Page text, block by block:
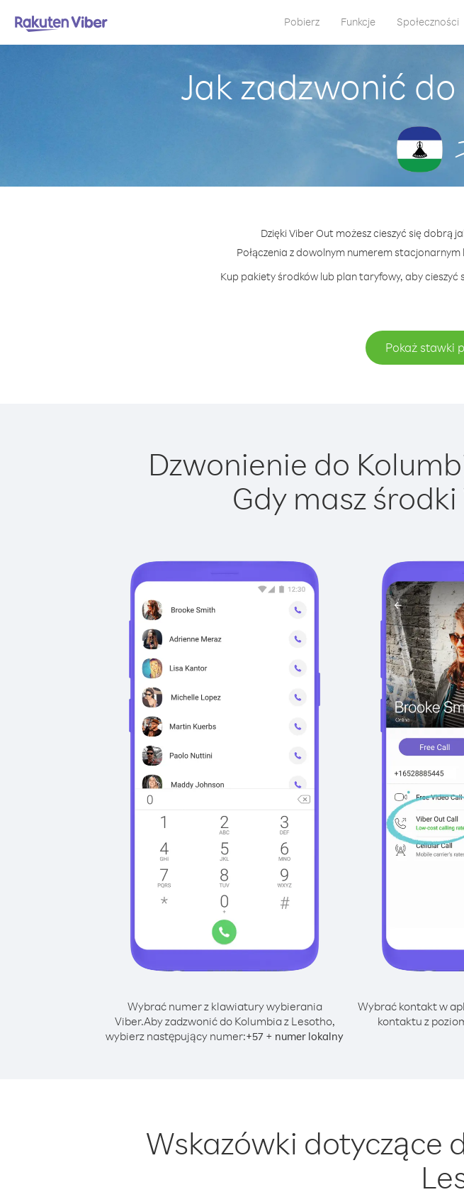
Pobierz Funkcje Społeczności
Jak zadzwonić
Dzięki Viber Out możesz cieszyć się dobrą
Połączenia z dowolnym numerem
Kup pakiety środków lub plan taryfowy, aby cieszyć
Pokaż stawki
Dzwonienie do
Gdy masz
Wybrać numer z klawiatury wybierania
Viber.Aby zadzwonić do Kolumbia z Lesotho,
wybierz następujący numer:+57 + numer lokalny
Wybrać kontakt w
kontaktu z
Wskazówki dotyczące